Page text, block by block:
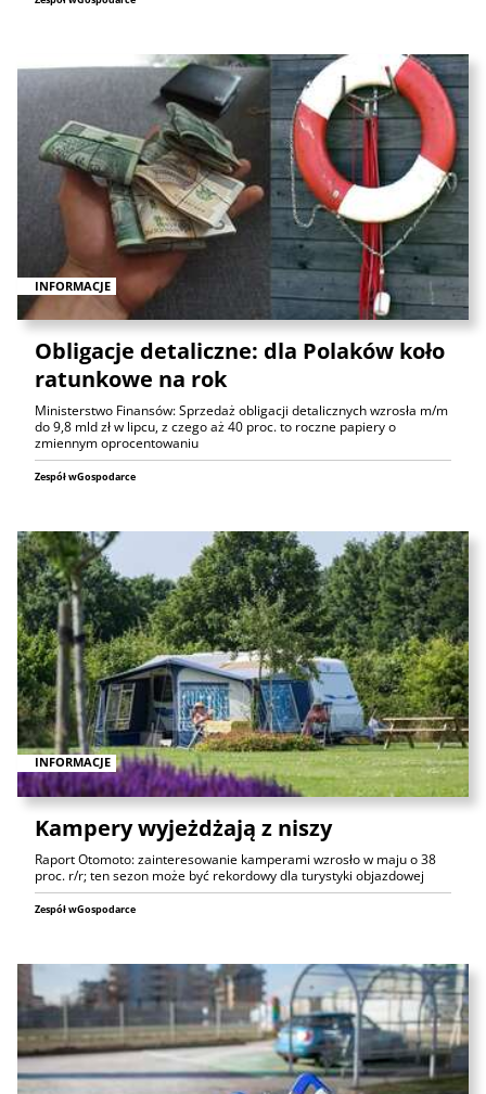
INFORMACJE
Obligacje detaliczne: dla Polaków koło
ratunkowe na rok
Ministerstwo Finansów: Sprzedaż obligacji detalicznych wzrosła m/m
do 9,8 mld zł w lipcu, z czego aż 40 proc. to roczne papiery o
zmiennym oprocentowaniu
Zespół wGospodarce
INFORMACJE
Kampery wyjeżdżają z niszy
Raport Otomoto: zainteresowanie kamperami wzrosło w maju o 38
proc. r/r; ten sezon może być rekordowy dla turystyki objazdowej
Zespół wGospodarce